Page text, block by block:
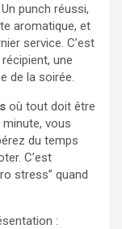
punch réussi,
aromatique, et
service. C’est
une
de la soirée.
où tout doit être
minute, vous
du temps
C’est
stress” quand
: